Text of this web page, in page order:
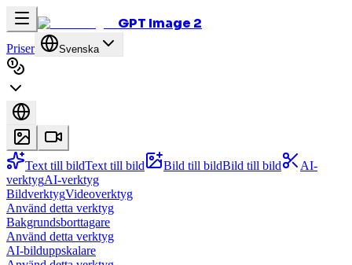
GPT Image 2
Priser Svenska
Text till bildText till bild Bild till bildBild till bild
AI-
verktygAI-verktyg
BildverktygVideoverktyg
Använd detta verktyg
Bakgrundsborttagare
Använd detta verktyg
AI-bilduppskalare